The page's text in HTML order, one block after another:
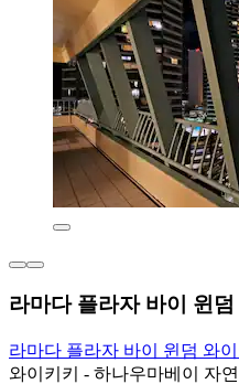
라마다 플라자 바이 윈덤
라마다 플라자 바이 윈덤 와이
와이키키 - 하나우마베이 자